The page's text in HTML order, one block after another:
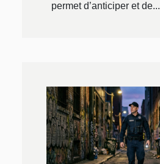
permet d’anticiper et de...